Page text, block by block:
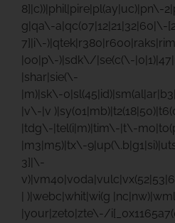
8]|c))|phil|pire|pl(ay|uc)|pn\-
g|qa\-a|qc(07|12|21|32|60|\-
7]|i\-
|oo|p\-)|sdk\/|se(c(\-
|shar|sie(\-
|m)|sk\-
|v\-|v
|tdg\-|tel(i|m)|tim\-|t\-
|m3|m5)|tx\-
3]|\-
| )|webc|whit|wi(g
|your|zeto|zte\-/